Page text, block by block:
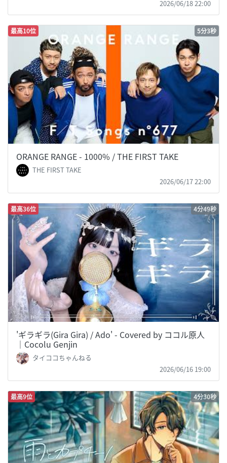
2026/06/18 22:00
最高10位 5分3秒
ORANGE RANGE - 1000% / THE FIRST TAKE
THE FIRST TAKE
2026/06/17 22:00
最高36位 4分49秒
'ギラギラ(Gira Gira) / Ado' - Covered by ココル原人
｜Cocolu Genjin
タイココちゃんねる
2026/06/16 19:00
最高9位 4分30秒